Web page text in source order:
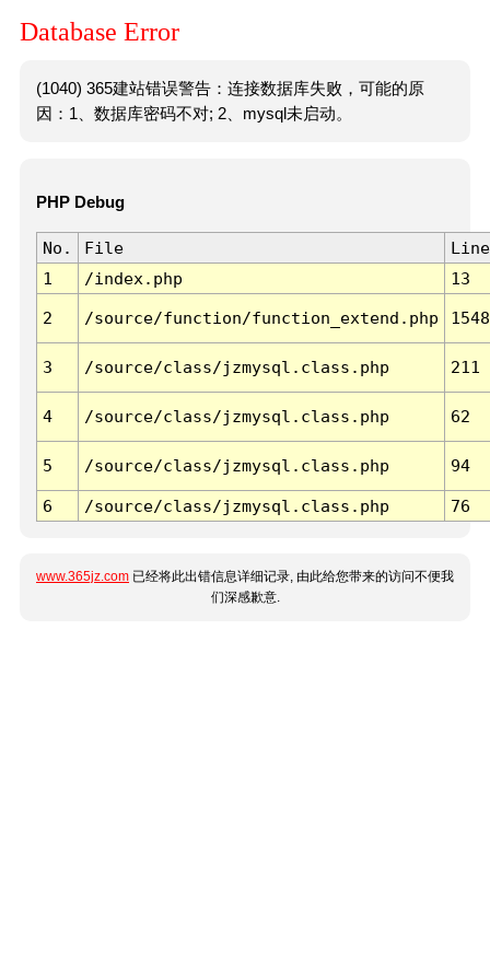
Database Error
(1040) 365建站错误警告：连接数据库失败，可能的原
因：1、数据库密码不对; 2、mysql未启动。
PHP Debug
No. File
Line
1
/index.php 13
2 /source/function/function_extend.php 1548
3 /source/class/jzmysql.class.php 211
4 /source/class/jzmysql.class.php 62
5 /source/class/jzmysql.class.php 94
6 /source/class/jzmysql.class.php 76
www.365jz.com 已经将此出错信息详细记录, 由此给您带来的访问不便我
们深感歉意.